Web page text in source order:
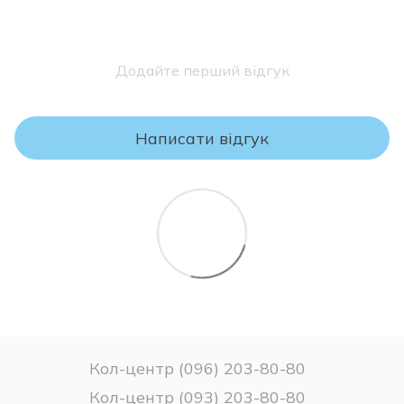
протягом 18 місяців з моменту продажу. Ми зобов'язуємося
відшкодувати будь-які дефекти, що виникли внаслідок
транспортування та зберігання товару.
УВАГА!
Будь ласка, перевіряйте комплектність і відповідність
Якщо Ви не впевнені у виборі матраца – не розпаковуйте
його, оскільки після зняття заводського упаковання матрац
ПОВЕРНЕННЮ чи ОБМІНУ НЕ ПІДЛЯГАЄ!
Додайте перший відгук
Написати відгук
Кол-центр (096) 203-80-80
Кол-центр (093) 203-80-80